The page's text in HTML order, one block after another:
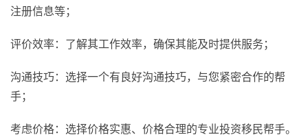
注册信息等；
评价效率：了解其工作效率，确保其能及时提供服务；
沟通技巧：选择一个有良好沟通技巧，与您紧密合作的帮
手；
考虑价格：选择价格实惠、价格合理的专业投资移民帮手。